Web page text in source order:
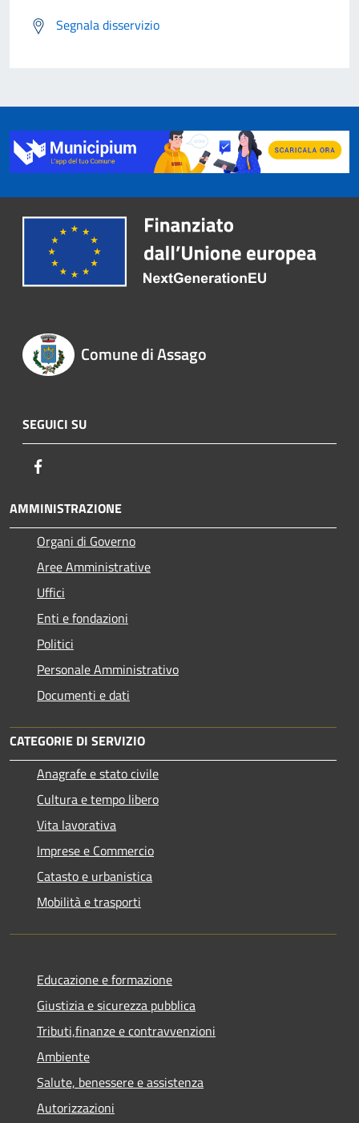
Segnala disservizio
Comune di Assago
SEGUICI SU
AMMINISTRAZIONE
Organi di Governo
Aree Amministrative
Uffici
Enti e fondazioni
Politici
Personale Amministrativo
Documenti e dati
CATEGORIE DI SERVIZIO
Anagrafe e stato civile
Cultura e tempo libero
Vita lavorativa
Imprese e Commercio
Catasto e urbanistica
Mobilità e trasporti
Educazione e formazione
Giustizia e sicurezza pubblica
Tributi,finanze e contravvenzioni
Ambiente
Salute, benessere e assistenza
Autorizzazioni